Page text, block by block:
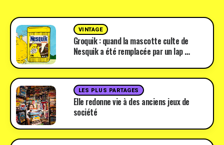
VINTAGE
Groquik : quand la mascotte culte de
Nesquik a été remplacée par un lap …
LES PLUS PARTAGES
Elle redonne vie à des anciens jeux de
société